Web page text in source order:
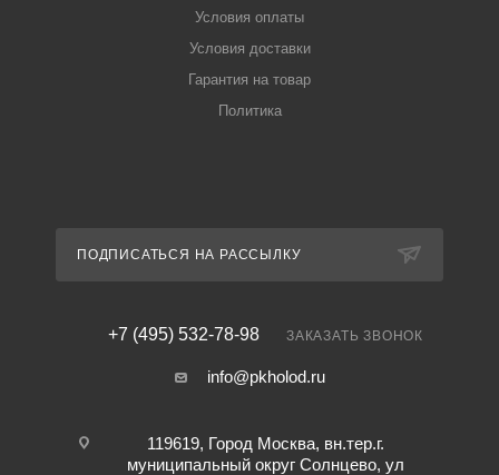
Условия оплаты
Условия доставки
Гарантия на товар
Политика
ПОДПИСАТЬСЯ НА РАССЫЛКУ
+7 (495) 532-78-98 ЗАКАЗАТЬ ЗВОНОК
info@pkholod.ru
119619, Город Москва, вн.тер.г.
муниципальный округ Солнцево, ул